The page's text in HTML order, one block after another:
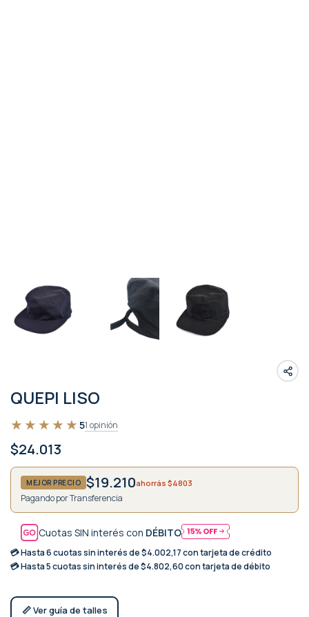
QUEPI LISO
★★★★★
★★★★★ 51 opinión
$24.013
MEJOR PRECIO $19.210ahorrás $4803
Pagando por Transferencia
Cuotas SIN interés con DÉBITO
💳 Hasta6 cuotas sin interésde $4.002,17 con tarjeta de crédito
💳 Hasta5 cuotas sin interésde $4.802,60 con tarjeta de débito
📏 Ver guía de talles